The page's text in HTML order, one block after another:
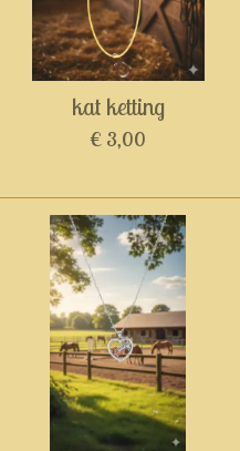
kat ketting
€ 3,00